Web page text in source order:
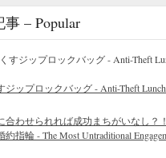
事 – Popular
ジップロックバッグ - Anti-Theft Lunch
合わせられれば成功まちがいなし？
指輪 - The Most Untraditional